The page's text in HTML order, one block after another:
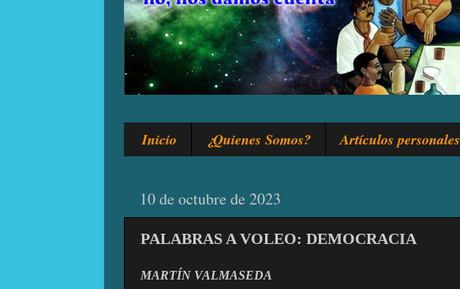
Inicio ¿Quienes Somos? Artículos personales
10 de octubre de 2023
PALABRAS A VOLEO: DEMOCRACIA
MARTÍN VALMASEDA